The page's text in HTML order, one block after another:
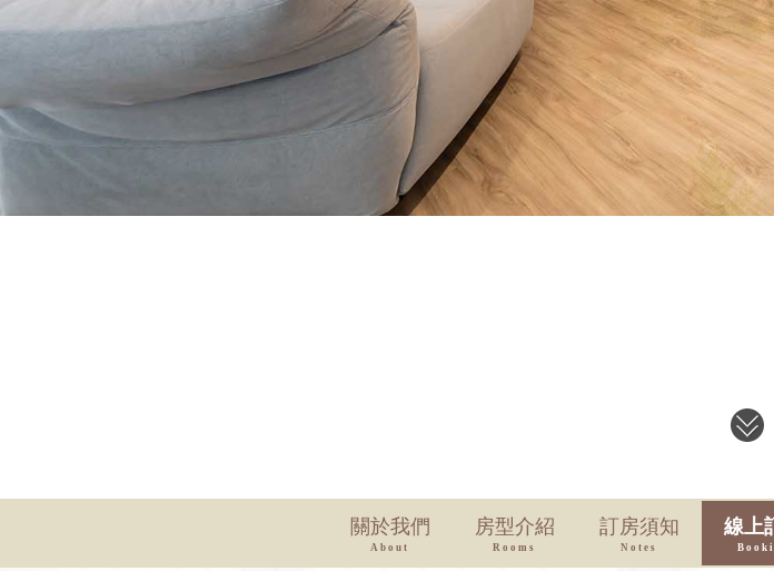
關於我們
About
房型介紹
Rooms
訂房須知
Notes
線上